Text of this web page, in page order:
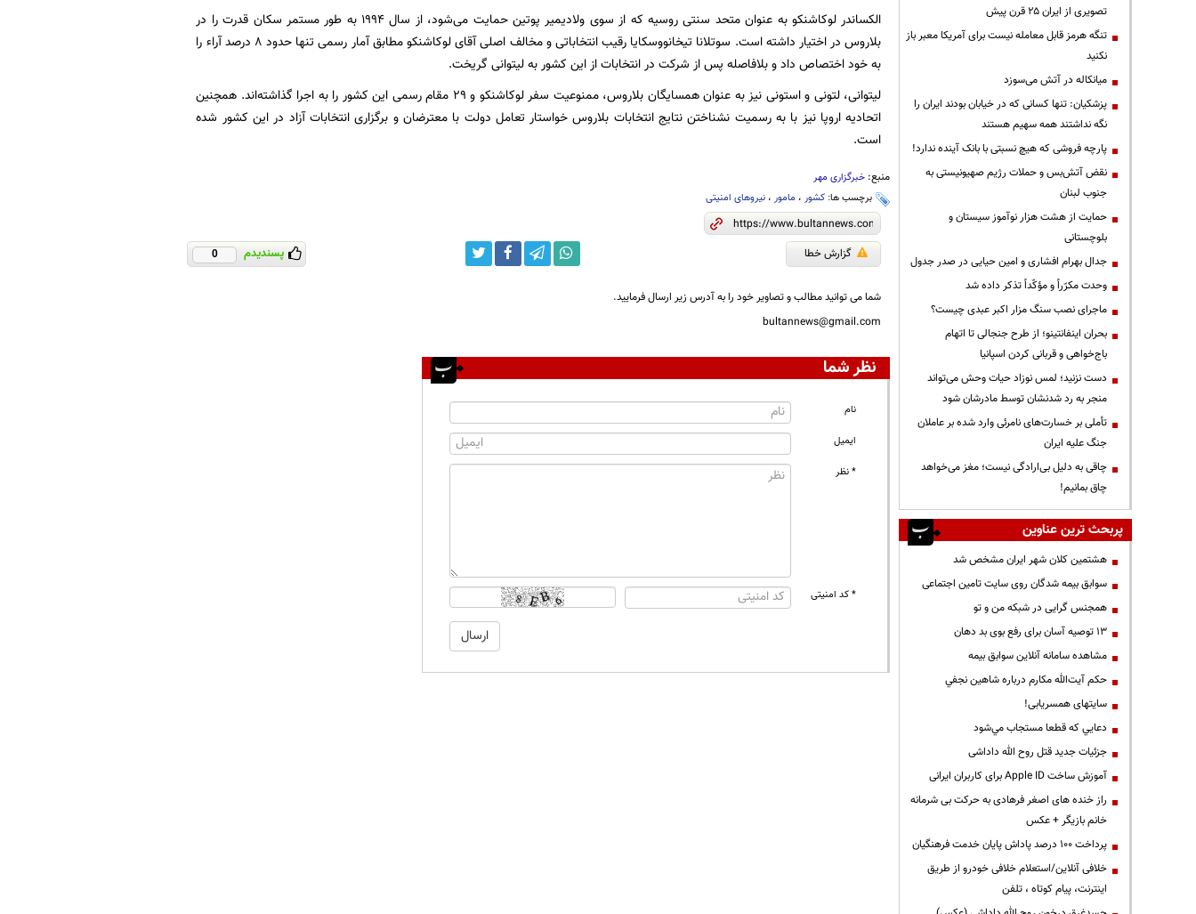
الکساندر لوکاشنکو به عنوان متحد سنتی روسیه که از سوی ولادیمیر پوتین حمایت می‌شود، از سال ۱۹۹۴ به طور مستمر سکان قدرت را در
بلاروس در اختیار داشته است. سوتلانا تیخانووسکایا رقیب انتخاباتی و مخالف اصلی آقای لوکاشنکو مطابق آمار رسمی تنها حدود ۸ درصد آراء را
به خود اختصاص داد و بلافاصله پس از شرکت در انتخابات از این کشور به لیتوانی گریخت.
لیتوانی، لتونی و استونی نیز به عنوان همسایگان بلاروس، ممنوعیت سفر لوکاشنکو و ۲۹ مقام رسمی این کشور را به اجرا گذاشته‌اند. همچنین
اتحادیه اروپا نیز با به رسمیت نشناختن نتایج انتخابات بلاروس خواستار تعامل دولت با معترضان و برگزاری انتخابات آزاد در این کشور شده
است.
منبع: خبرگزاری مهر
برچسب ها: کشور، مامور، نیروهای امنیتی
گزارش خطا پسندیدم 0
شما می توانید مطالب و تصاویر خود را به آدرس زیر ارسال فرمایید.
bultannews@gmail.com
نظر شما
نام
ایمیل
* نظر
* کد امنیتی
تصویری از ایران ۲۵ قرن پیش
تنگه هرمز قابل معامله نیست برای آمریکا معبر باز
نکنید
میانکاله در آتش می‌سوزد
پزشکیان: تنها کسانی که در خیابان بودند ایران را
نگه نداشتند همه سهیم هستند
پارچه فروشی که هیچ نسبتی با بانک آینده ندارد!
نقض آتش‌بس و حملات رژیم صهیونیستی به
جنوب لبنان
حمایت از هشت هزار نوآموز سیستان و
بلوچستانی
جدال بهرام افشاری و امین حیایی در صدر جدول
وحدت مکرّراً و مؤکّداً تذکر داده شد
ماجرای نصب سنگ مزار اکبر عبدی چیست؟
بحران اینفانتینو؛ از طرح جنجالی تا اتهام
باج‌خواهی و قربانی کردن اسپانیا
دست نزنید؛ لمس نوزاد حیات وحش می‌تواند
منجر به رد شدنشان توسط مادرشان شود
تأملی بر خسارت‌های نامرئی وارد شده بر عاملان
جنگ علیه ایران
چاقی به دلیل بی‌ارادگی نیست؛ مغز می‌خواهد
چاق بمانیم!
پربحث ترین عناوین
هشتمین کلان شهر ایران مشخص شد
سوابق بیمه شدگان روی سایت تامین اجتماعی
همجنس گرایی در شبکه من و تو
13 توصیه آسان برای رفع بوی بد دهان
مشاهده سامانه آنلاين سوابق بیمه
حكم آيت‌الله مكارم درباره شاهين نجفي
سایتهای همسریابی!
دعايي كه قطعا مستجاب مي‌شود
جزئیات جدید قتل روح الله داداشی
آموزش ساخت Apple ID برای کاربران ایرانی
راز خنده های اصغر فرهادی به حرکت بی شرمانه
خانم بازیگر + عکس
پرداخت ۱۰۰ درصد پاداش پایان خدمت فرهنگیان
خلافی آنلاین/استعلام خلافی خودرو از طریق
اینترنت، پیام کوتاه ، تلفن